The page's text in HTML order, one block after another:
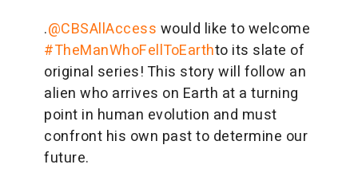
.@CBSAllAccess would like to welcome
#TheManWhoFellToEarthto its slate of
original series! This story will follow an
alien who arrives on Earth at a turning
point in human evolution and must
confront his own past to determine our
future.